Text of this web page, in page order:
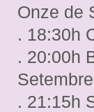
Onze de
. 18:30h
. 20:00h
Setembre
. 21:15h